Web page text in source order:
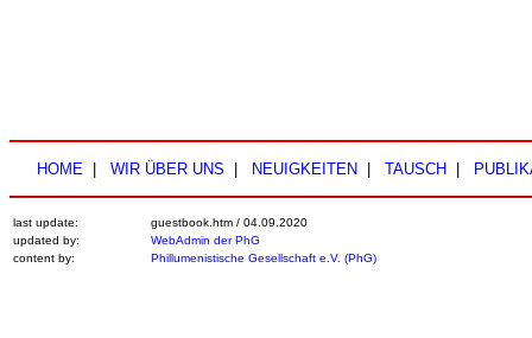
HOME WIR ÜBER UNS NEUIGKEITEN TAUSCH
last update: guestbook.htm / 04.09.2020
updated by:
WebAdmin der PhG
content by:
Phillumenistische Gesellschaft e.V. (PhG)